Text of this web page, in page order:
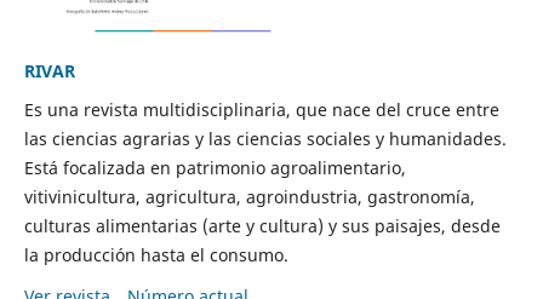
RIVAR
Es una revista multidisciplinaria, que nace del cruce entre
las ciencias agrarias y las ciencias sociales y humanidades.
Está focalizada en patrimonio agroalimentario,
vitivinicultura, agricultura, agroindustria, gastronomía,
culturas alimentarias (arte y cultura) y sus paisajes, desde
la producción hasta el consumo.